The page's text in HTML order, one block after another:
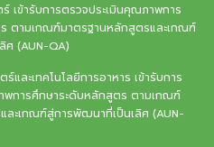
เข้ารับการตรวจประเมินคุณภาพการ
ตามเกณฑ์มาตรฐานหลักสูตรและเกณฑ์
ศ (AUN-QA)
ร์และเทคโนโลยีการอาหาร เข้ารับการ
พการศึกษาระดับหลักสูตร ตามเกณฑ์
ละเกณฑ์สู่การพัฒนาที่เป็นเลิศ (AUN-